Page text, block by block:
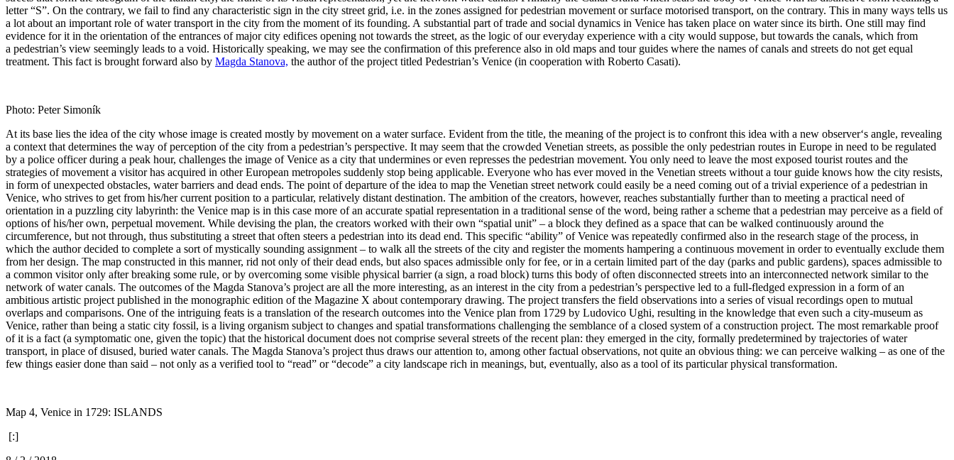
letter “S”. On the contrary, we fail to find any characteristic sign in the city street grid, i.e. in the zones assigned for pedestrian movement or surface motorised transport, on the contrary. This in many ways tells us
a lot about an important role of water transport in the city from the moment of its founding. A substantial part of trade and social dynamics in Venice has taken place on water since its birth. One still may find
evidence for it in the orientation of the entrances of major city edifices opening not towards the street, as the logic of our everyday experience with a city would suppose, but towards the canals, which from
a pedestrian’s view seemingly leads to a void. Historically speaking, we may see the confirmation of this preference also in old maps and tour guides where the names of canals and streets do not get equal
treatment. This fact is brought forward also by Magda Stanova, the author of the project titled Pedestrian’s Venice (in cooperation with Roberto Casati).
Photo: Peter Simoník
At its base lies the idea of the city whose image is created mostly by movement on a water surface. Evident from the title, the meaning of the project is to confront this idea with a new observer‘s angle, revealing
a context that determines the way of perception of the city from a pedestrian’s perspective. It may seem that the crowded Venetian streets, as possible the only pedestrian routes in Europe in need to be regulated
by a police officer during a peak hour, challenges the image of Venice as a city that undermines or even represses the pedestrian movement. You only need to leave the most exposed tourist routes and the
strategies of movement a visitor has acquired in other European metropoles suddenly stop being applicable. Everyone who has ever moved in the Venetian streets without a tour guide knows how the city resists,
in form of unexpected obstacles, water barriers and dead ends. The point of departure of the idea to map the Venetian street network could easily be a need coming out of a trivial experience of a pedestrian in
Venice, who strives to get from his/her current position to a particular, relatively distant destination. The ambition of the creators, however, reaches substantially further than to meeting a practical need of
orientation in a puzzling city labyrinth: the Venice map is in this case more of an accurate spatial representation in a traditional sense of the word, being rather a scheme that a pedestrian may perceive as a field of
options of his/her own, perpetual movement. While devising the plan, the creators worked with their own “spatial unit” – a block they defined as a space that can be walked continuously around the
circumference, but not through, thus substituting a street that often steers a pedestrian into its dead end. This specific “ability” of Venice was repeatedly confirmed also in the research stage of the process, in
which the author decided to complete a sort of mystically sounding assignment – to walk all the streets of the city and register the moments hampering a continuous movement in order to eventually exclude them
from her design. The map constructed in this manner, rid not only of their dead ends, but also spaces admissible only for fee, or in a certain limited part of the day (parks and public gardens), spaces admissible to
a common visitor only after breaking some rule, or by overcoming some visible physical barrier (a sign, a road block) turns this body of often disconnected streets into an interconnected network similar to the
network of water canals. The outcomes of the Magda Stanova’s project are all the more interesting, as an interest in the city from a pedestrian’s perspective led to a full-fledged expression in a form of an
ambitious artistic project published in the monographic edition of the Magazine X about contemporary drawing. The project transfers the field observations into a series of visual recordings open to mutual
overlaps and comparisons. One of the intriguing feats is a translation of the research outcomes into the Venice plan from 1729 by Ludovico Ughi, resulting in the knowledge that even such a city-museum as
Venice, rather than being a static city fossil, is a living organism subject to changes and spatial transformations challenging the semblance of a closed system of a construction project. The most remarkable proof
of it is a fact (a symptomatic one, given the topic) that the historical document does not comprise several streets of the recent plan: they emerged in the city, formally predetermined by trajectories of water
transport, in place of disused, buried water canals. The Magda Stanova’s project thus draws our attention to, among other factual observations, not quite an obvious thing: we can perceive walking – as one of the
few things easier done than said – not only as a verified tool to “read” or “decode” a city landscape rich in meanings, but, eventually, also as a tool of its particular physical transformation.
Map 4, Venice in 1729: ISLANDS
[:]